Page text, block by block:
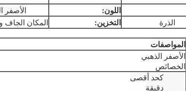
اللون: الأصفر
الذرة التخزين: المكان الجاف
المواصفات
الأصفر الذهبي
الخصائص